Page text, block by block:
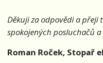
Děkuji za odpovědi a přeji
spokojených posluchačů
Roman Roček, Stopař